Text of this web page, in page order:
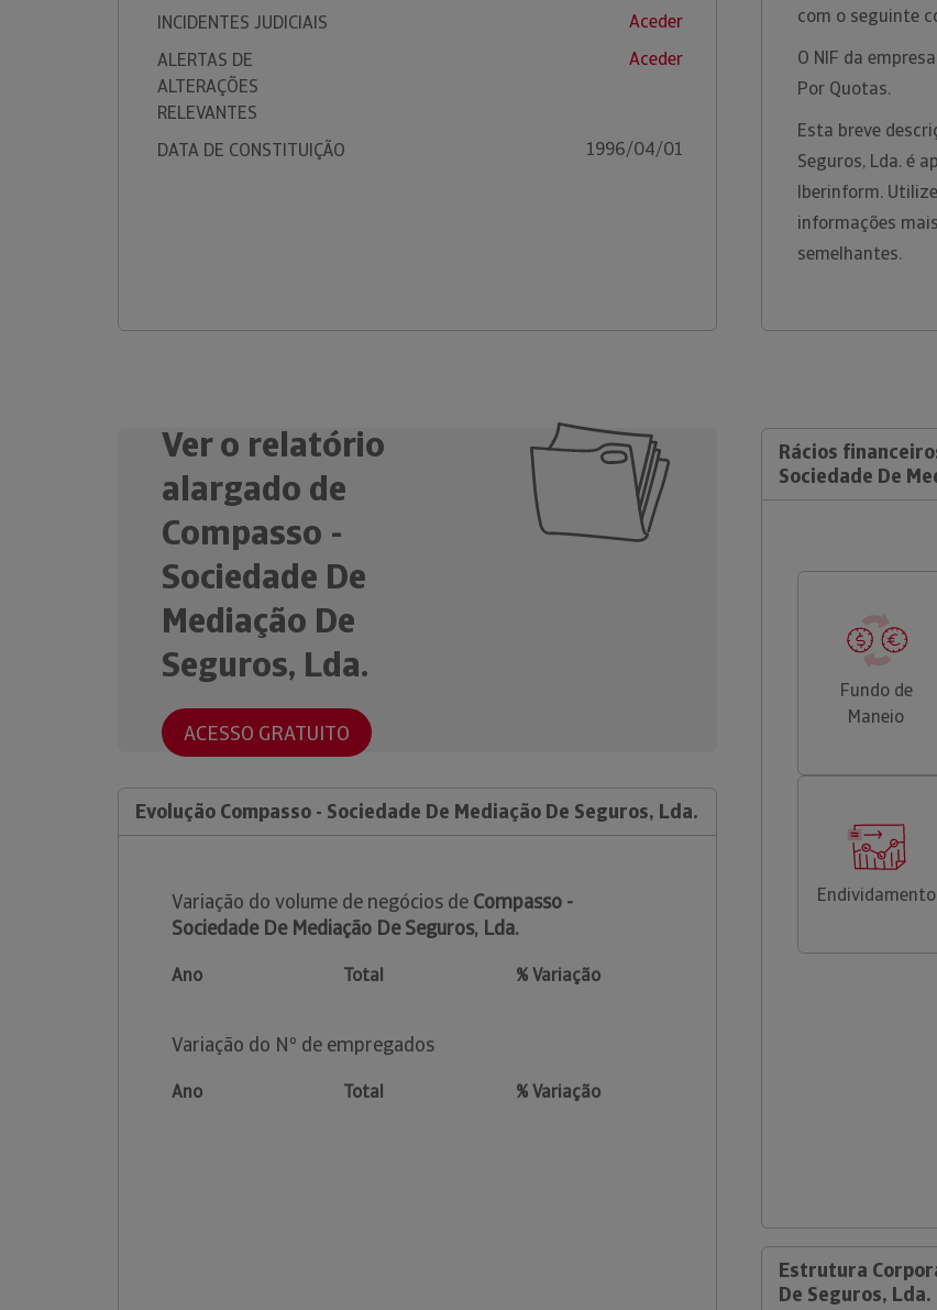
INCIDENTES JUDICIAIS
Aceder
ALERTAS DE
ALTERAÇÕES
RELEVANTES
Aceder
DATA DE CONSTITUIÇÃO 1996/04/01
com o seguinte
O NIF da
Por Quotas.
Esta breve
Seguros, Lda. é
Iberinform.
informações
semelhantes.
Ver o relatório
alargado de
Compasso -
Sociedade De
Mediação De
Seguros, Lda.
ACESSO GRATUITO
Evolução Compasso - Sociedade De Mediação De Seguros, Lda.
Variação do volume de negócios de Compasso -
Sociedade De Mediação De Seguros, Lda.
Ano Total % Variação
Variação do Nº de empregados
Ano Total % Variação
Rácios
Sociedade De
Fundo de
Maneio
Endividamento
Estrutura
De Seguros, Lda.